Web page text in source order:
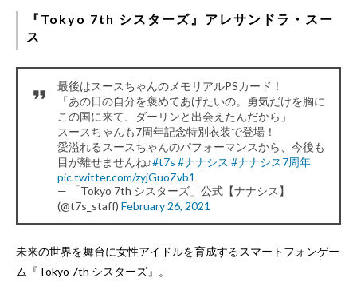
『Tokyo 7th シスターズ』アレサンドラ・スー
ス
最後はスースちゃんのメモリアルPSカード！
「あの日の自分を褒めてあげたいの。勇気だけを胸に
この国に来て、ダーリンと出会えたんだから」
スースちゃんも7周年記念特別衣装で登場！
愛溢れるスースちゃんのパフォーマンスから、今後も
目が離せませんね♪#t7s #ナナシス #ナナシス7周年
pic.twitter.com/zyjGuoZvb1
— 「Tokyo 7th シスターズ」公式【ナナシス】
(@t7s_staff) February 26, 2021
未来の世界を舞台に女性アイドルを育成するスマートフォンゲー
ム『Tokyo 7th シスターズ』。